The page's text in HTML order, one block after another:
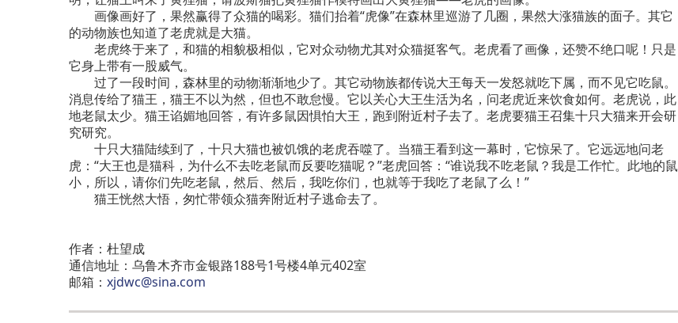
画像画好了，果然赢得了众猫的喝彩。猫们抬着“虎像”在森林里巡游了几圈，果然大涨猫族的面子。其它
的动物族也知道了老虎就是大猫。
老虎终于来了，和猫的相貌极相似，它对众动物尤其对众猫挺客气。老虎看了画像，还赞不绝口呢！只是
它身上带有一股威气。
过了一段时间，森林里的动物渐渐地少了。其它动物族都传说大王每天一发怒就吃下属，而不见它吃鼠。
消息传给了猫王，猫王不以为然，但也不敢怠慢。它以关心大王生活为名，问老虎近来饮食如何。老虎说，此
地老鼠太少。猫王谄媚地回答，有许多鼠因惧怕大王，跑到附近村子去了。老虎要猫王召集十只大猫来开会研
究研究。
十只大猫陆续到了，十只大猫也被饥饿的老虎吞噬了。当猫王看到这一幕时，它惊呆了。它远远地问老
虎：“大王也是猫科，为什么不去吃老鼠而反要吃猫呢？”老虎回答：“谁说我不吃老鼠？我是工作忙。此地的鼠
小，所以，请你们先吃老鼠，然后、然后，我吃你们，也就等于我吃了老鼠了么！”
猫王恍然大悟，匆忙带领众猫奔附近村子逃命去了。
作者：杜望成
通信地址：乌鲁木齐市金银路188号1号楼4单元402室
邮箱： xjdwc@sina.com